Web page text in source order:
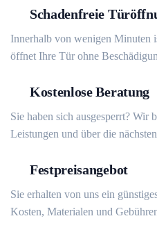
Schadenfreie
Innerhalb von wenigen Minuten
öffnet Ihre Tür ohne
Kostenlose Beratung
Sie haben sich ausgesperrt? Wir
Leistungen und über die
Festpreisangebot
Sie erhalten von uns ein
Kosten, Materialen und